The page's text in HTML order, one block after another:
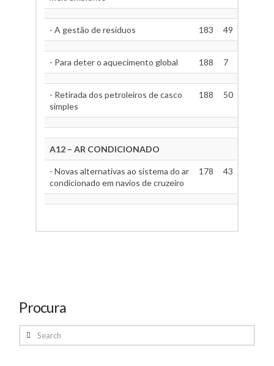
- A gestão de resíduos 183 49
- Para deter o aquecimento global 188 7
- Retirada dos petroleiros de casco
simples
188 50
A12 – AR CONDICIONADO
- Novas alternativas ao sistema do ar
condicionado em navios de cruzeiro
178 43
Procura
Search